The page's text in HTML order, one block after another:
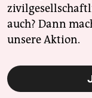
auch? Dann
unsere Aktion.